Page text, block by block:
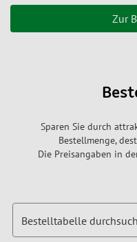
Zur
Sparen Sie durch
Bestellmenge,
Die Preisangaben in
Bestelltabelle